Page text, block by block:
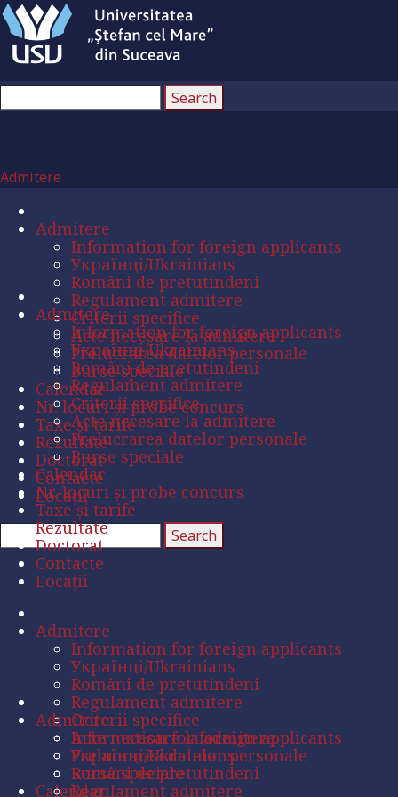
Admitere
Admitere
Information for foreign applicants
Українці/Ukrainians
Români de pretutindeni
Regulament admitere
Criterii specifice
Acte necesare la admitere
Prelucrarea datelor personale
Burse speciale
Calendar
Nr. locuri și probe concurs
Taxe și tarife
Rezultate
Doctorat
Contacte
Locații
Admitere
Information for foreign applicants
Українці/Ukrainians
Români de pretutindeni
Regulament admitere
Criterii specifice
Acte necesare la admitere
Prelucrarea datelor personale
Burse speciale
Calendar
Nr. locuri și probe concurs
Taxe și tarife
Rezultate
Doctorat
Contacte
Locații
Admitere
Information for foreign applicants
Українці/Ukrainians
Români de pretutindeni
Regulament admitere
Criterii specifice
Acte necesare la admitere
Prelucrarea datelor personale
Burse speciale
Calendar
Admitere
Information for foreign applicants
Українці/Ukrainians
Români de pretutindeni
Regulament admitere